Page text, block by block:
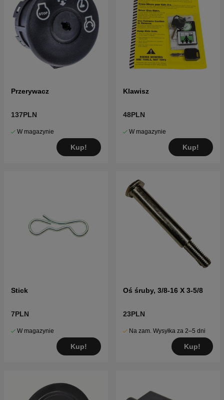
Przerywacz
137PLN
W magazynie
Kup!
Klawisz
48PLN
W magazynie
Kup!
Stick
7PLN
W magazynie
Kup!
Oś śruby, 3/8-16 X 3-5/8
23PLN
Na zam. Wysyłka za 2–5 dni
Kup!